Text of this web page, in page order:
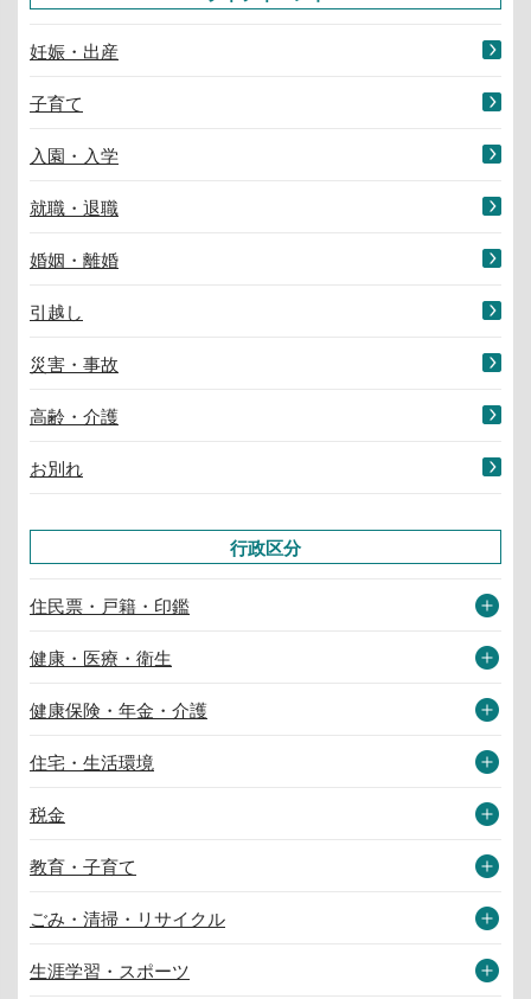
妊娠・出産
子育て
入園・入学
就職・退職
婚姻・離婚
引越し
災害・事故
高齢・介護
お別れ
行政区分
住民票・戸籍・印鑑
健康・医療・衛生
健康保険・年金・介護
住宅・生活環境
税金
教育・子育て
ごみ・清掃・リサイクル
生涯学習・スポーツ